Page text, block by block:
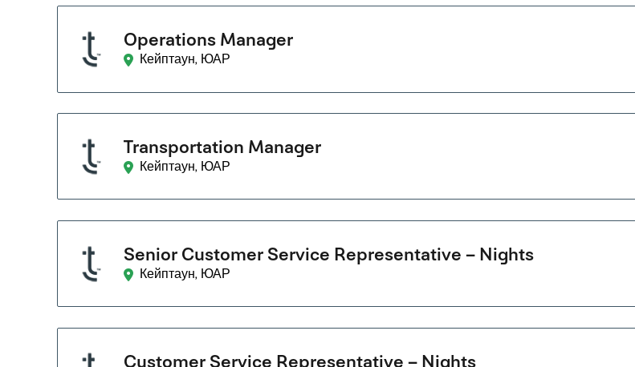
Operations Manager
Кейптаун, ЮАР
Transportation Manager
Кейптаун, ЮАР
Senior Customer Service Representative – Nights
Кейптаун, ЮАР
Customer Service Representative – Nights